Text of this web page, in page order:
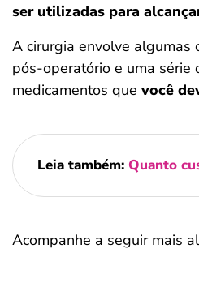
ser utilizadas para
A cirurgia envolve algumas
pós-operatório e uma série
medicamentos que você
Leia também: Quanto
Acompanhe a seguir mais